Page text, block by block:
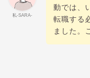
私-SARA-
動では、
転職する
ました。